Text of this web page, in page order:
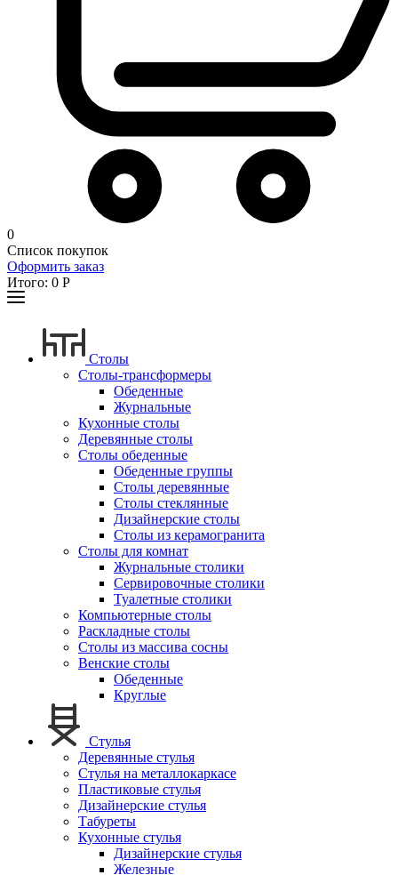
0
Список покупок
Оформить заказ
Итого: 0 Р
Столы
Столы-трансформеры
Обеденные
Журнальные
Кухонные столы
Деревянные столы
Столы обеденные
Обеденные группы
Столы деревянные
Столы стеклянные
Дизайнерские столы
Столы из керамогранита
Столы для комнат
Журнальные столики
Сервировочные столики
Туалетные столики
Компьютерные столы
Раскладные столы
Столы из массива сосны
Венские столы
Обеденные
Круглые
Стулья
Деревянные стулья
Стулья на металлокаркасе
Пластиковые стулья
Дизайнерские стулья
Табуреты
Кухонные стулья
Дизайнерские стулья
Железные